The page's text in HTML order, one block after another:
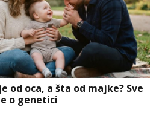
od oca, a šta od majke? Sve
o genetici